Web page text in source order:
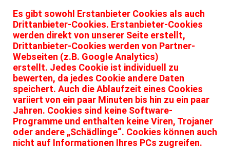
Es gibt sowohl Erstanbieter Cookies als auch
Drittanbieter-Cookies. Erstanbieter-Cookies
werden direkt von unserer Seite erstellt,
Drittanbieter-Cookies werden von Partner-
Webseiten (z.B. Google Analytics)
erstellt. Jedes Cookie ist individuell zu
bewerten, da jedes Cookie andere Daten
speichert. Auch die Ablaufzeit eines Cookies
variiert von ein paar Minuten bis hin zu ein paar
Jahren. Cookies sind keine Software-
Programme und enthalten keine Viren, Trojaner
oder andere „Schädlinge“. Cookies können auch
nicht auf Informationen Ihres PCs zugreifen.